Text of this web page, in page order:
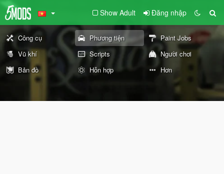
Show Adult Đăng nhập
Công cụ Phương tiện
Paint Jobs
Vũ khí
Scripts
Người chơi
Bản đồ
Hỗn hợp Hơn